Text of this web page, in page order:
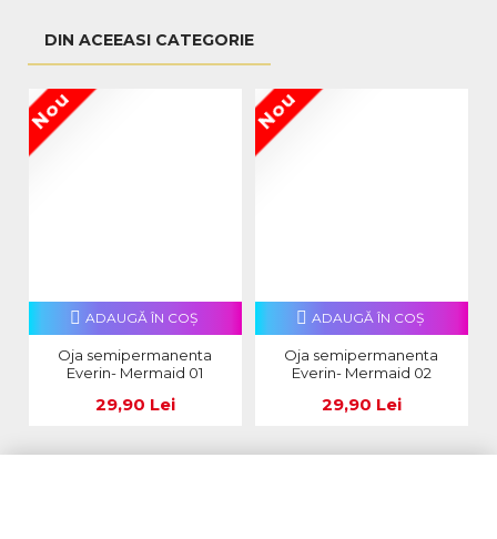
DIN ACEEASI CATEGORIE
Nou
Oja semipermanenta
Everin- Mermaid 01
29,90 Lei
ADAUGĂ ÎN COŞ
Nou
Oja semipermanenta
Everin- Mermaid 02
29,90 Lei
ADAUGĂ ÎN COŞ